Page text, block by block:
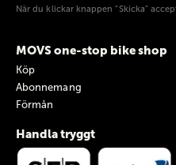
När du klickar knappen "Skicka"
MOVS one-stop bike shop
Köp
Abonnemang
Förmån
Handla tryggt